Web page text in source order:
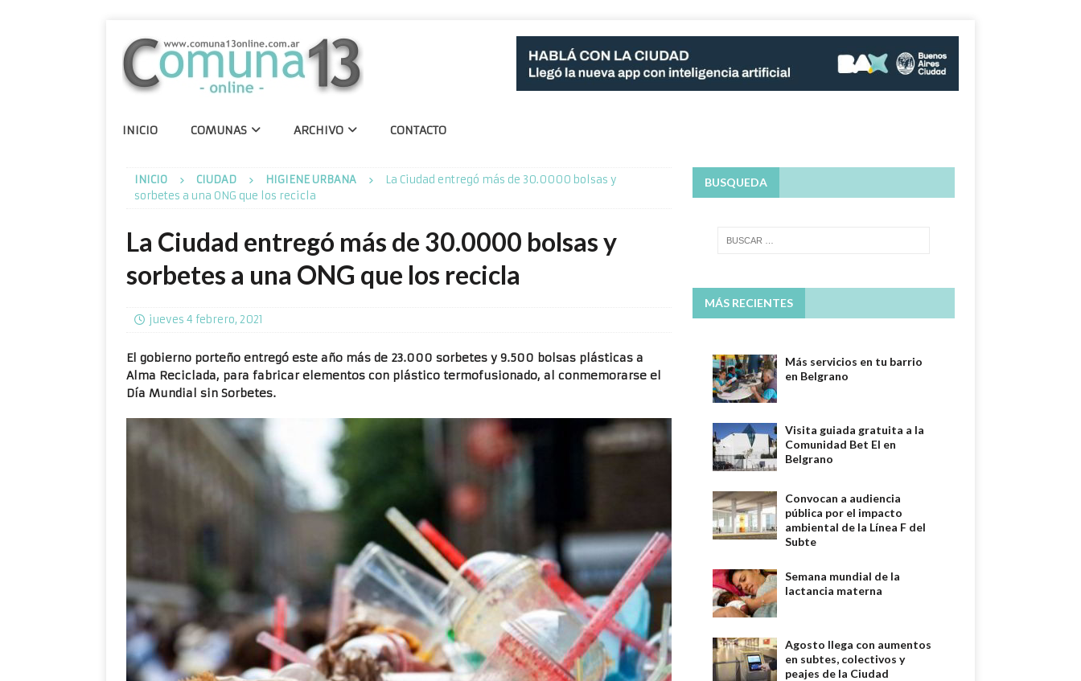
INICIO COMUNAS ARCHIVO CONTACTO
INICIO CIUDAD HIGIENE URBANA
La Ciudad entregó más de 30.0000 bolsas y
sorbetes a una ONG que los recicla
La Ciudad entregó más de 30.0000 bolsas y
sorbetes a una ONG que los recicla
jueves 4 febrero, 2021
El gobierno porteño entregó este año más de 23.000 sorbetes y 9.500 bolsas plásticas a
Alma Reciclada, para fabricar elementos con plástico termofusionado, al conmemorarse el
Día Mundial sin Sorbetes.
BUSQUEDA
MÁS RECIENTES
Más servicios en tu barrio
en Belgrano
Visita guiada gratuita a la
Comunidad Bet El en
Belgrano
Convocan a audiencia
pública por el impacto
ambiental de la Línea F del
Subte
Semana mundial de la
lactancia materna
Agosto llega con aumentos
en subtes, colectivos y
peajes de la Ciudad